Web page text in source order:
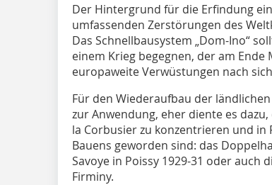
Der Hintergrund für die Erfindung
umfassenden Zerstörungen des
Das Schnellbausystem „Dom-Ino“
einem Krieg begegnen, der am
europaweite Verwüstungen nach
Für den Wiederaufbau der
zur Anwendung, eher diente es
la Corbusier zu konzentrieren und
Bauens geworden sind: das
Savoye in Poissy 1929-31 oder auch
Firminy.